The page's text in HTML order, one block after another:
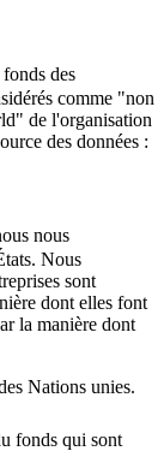
des
comme "non
de l'organisation
des données :
nous
Nous
sont
dont elles font
la manière dont
Nations unies.
fonds qui sont